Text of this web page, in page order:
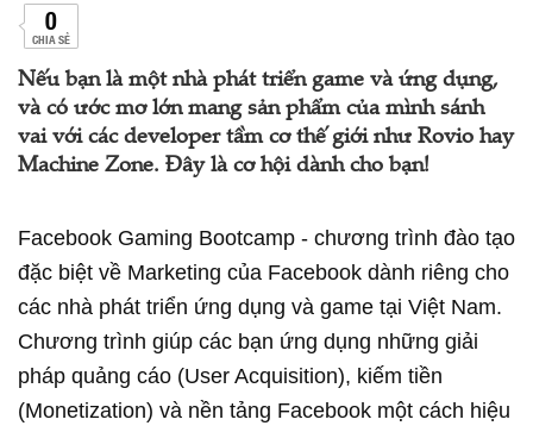
0
CHIA SẺ
Nếu bạn là một nhà phát triển game và ứng dụng,
và có ước mơ lớn mang sản phẩm của mình sánh
vai với các developer tầm cơ thế giới như Rovio hay
Machine Zone. Đây là cơ hội dành cho bạn!
Facebook Gaming Bootcamp - chương trình đào tạo
đặc biệt về Marketing của Facebook dành riêng cho
các nhà phát triển ứng dụng và game tại Việt Nam.
Chương trình giúp các bạn ứng dụng những giải
pháp quảng cáo (User Acquisition), kiếm tiền
(Monetization) và nền tảng Facebook một cách hiệu